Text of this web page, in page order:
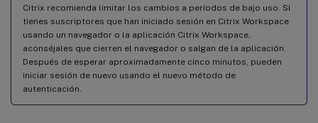
Citrix recomienda limitar los cambios a períodos de bajo uso. Si
tienes suscriptores que han iniciado sesión en Citrix Workspace
usando un navegador o la aplicación Citrix Workspace,
aconséjales que cierren el navegador o salgan de la aplicación.
Después de esperar aproximadamente cinco minutos, pueden
iniciar sesión de nuevo usando el nuevo método de
autenticación.